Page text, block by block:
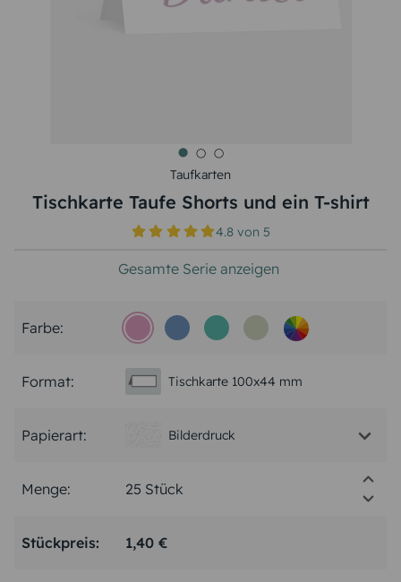
Taufkarten
Tischkarte Taufe Shorts und ein T-shirt
4.8 von5
Gesamte Serie anzeigen
Farbe:
Format: Tischkarte 100x44 mm
Papierart: Bilderdruck
Menge:
Stückpreis: 1,40 €